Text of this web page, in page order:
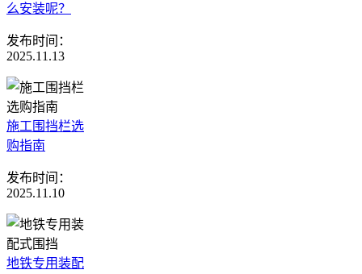
么安装呢？
发布时间：
2025.11.13
施工围挡栏选
购指南
发布时间：
2025.11.10
地铁专用装配